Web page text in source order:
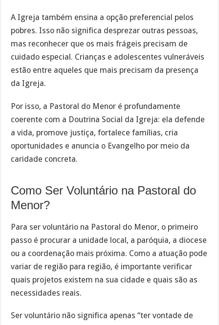
A Igreja também ensina a opção preferencial pelos
pobres. Isso não significa desprezar outras pessoas,
mas reconhecer que os mais frágeis precisam de
cuidado especial. Crianças e adolescentes vulneráveis
estão entre aqueles que mais precisam da presença
da Igreja.
Por isso, a Pastoral do Menor é profundamente
coerente com a Doutrina Social da Igreja: ela defende
a vida, promove justiça, fortalece famílias, cria
oportunidades e anuncia o Evangelho por meio da
caridade concreta.
Como Ser Voluntário na Pastoral do
Menor?
Para ser voluntário na Pastoral do Menor, o primeiro
passo é procurar a unidade local, a paróquia, a diocese
ou a coordenação mais próxima. Como a atuação pode
variar de região para região, é importante verificar
quais projetos existem na sua cidade e quais são as
necessidades reais.
Ser voluntário não significa apenas “ter vontade de